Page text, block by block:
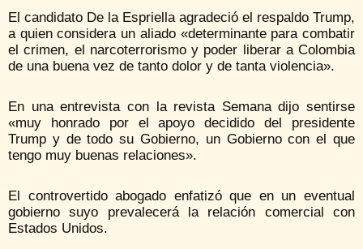
El candidato De la Espriella agradeció el respaldo Trump,
a quien considera un aliado «determinante para combatir
el crimen, el narcoterrorismo y poder liberar a Colombia
de una buena vez de tanto dolor y de tanta violencia».
En una entrevista con la revista Semana dijo sentirse
«muy honrado por el apoyo decidido del presidente
Trump y de todo su Gobierno, un Gobierno con el que
tengo muy buenas relaciones».
El controvertido abogado enfatizó que en un eventual
gobierno suyo prevalecerá la relación comercial con
Estados Unidos.